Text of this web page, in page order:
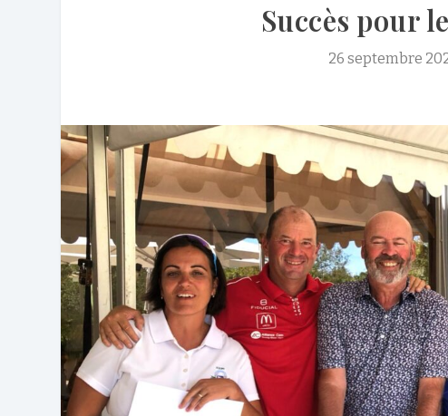
Succès pour
26 septembre